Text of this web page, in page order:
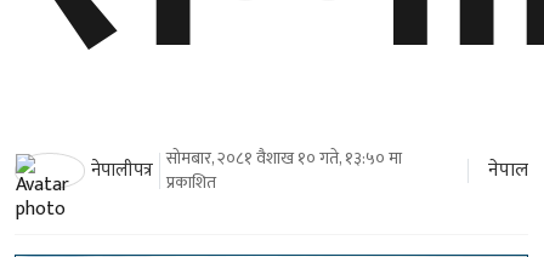
नेपालीपत्र सोमबार, २०८१ वैशाख १० गते, १३:५० मा
प्रकाशित
नेपाल